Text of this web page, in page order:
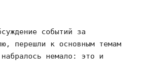
событий за
перешли к основным темам
немало: это и